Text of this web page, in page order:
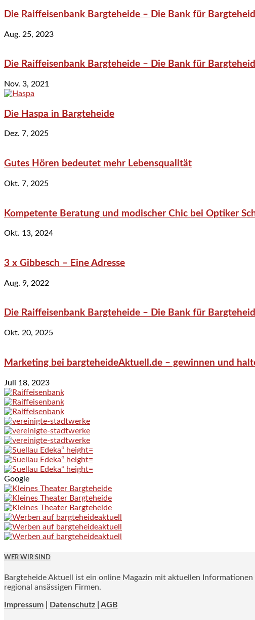
Die Raiffeisenbank Bargteheide – Die Bank für
Aug. 25, 2023
Die Raiffeisenbank Bargteheide – Die Bank für
Nov. 3, 2021
Die Haspa in Bargteheide
Dez. 7, 2025
Gutes Hören bedeutet mehr Lebensqualität
Okt. 7, 2025
Kompetente Beratung und modischer Chic bei Optiker
Okt. 13, 2024
3 x Gibbesch – Eine Adresse
Aug. 9, 2022
Die Raiffeisenbank Bargteheide – Die Bank für
Okt. 20, 2025
Marketing bei bargteheideAktuell.de – gewinnen und
Juli 18, 2023
Google
WER WIR SIND
Bargteheide Aktuell ist ein online Magazin mit aktuellen
regional ansässigen Firmen.
Impressum Datenschutz | AGB